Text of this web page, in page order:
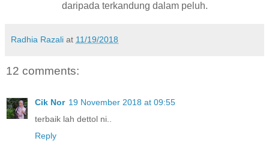
daripada terkandung dalam peluh.
Radhia Razali at 11/19/2018
12 comments:
Cik Nor 19 November 2018 at 09:55
terbaik lah dettol ni..
Reply